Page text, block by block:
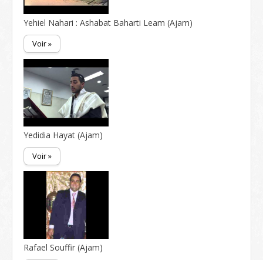
Yehiel Nahari : Ashabat Baharti Leam (Ajam)
Voir »
Yedidia Hayat (Ajam)
Voir »
Rafael Souffir (Ajam)